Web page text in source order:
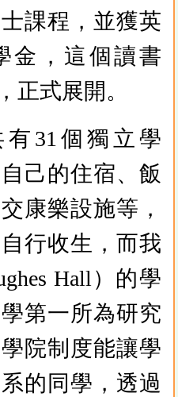
課程，並獲英
金，這個讀書
正式展開。
31個獨立學
己的住宿、飯
康樂設施等，
行收生，而我
Hall）的學
第一所為研究
院制度能讓學
的同學，透過